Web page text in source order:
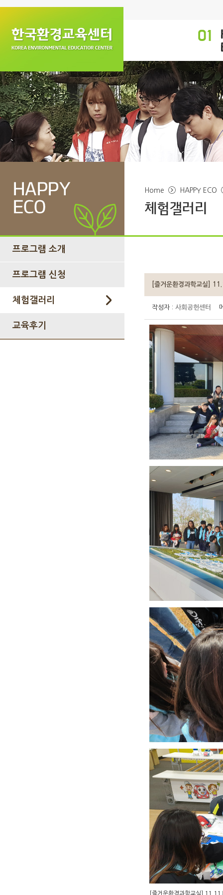
프로그램 소개
프로그램 신청
체험갤러리
교육후기
Home HAPPY ECO
[즐거운환경과학교실]
작성자 : 사회공헌센터
[즐거운환경과학교실] 11.11